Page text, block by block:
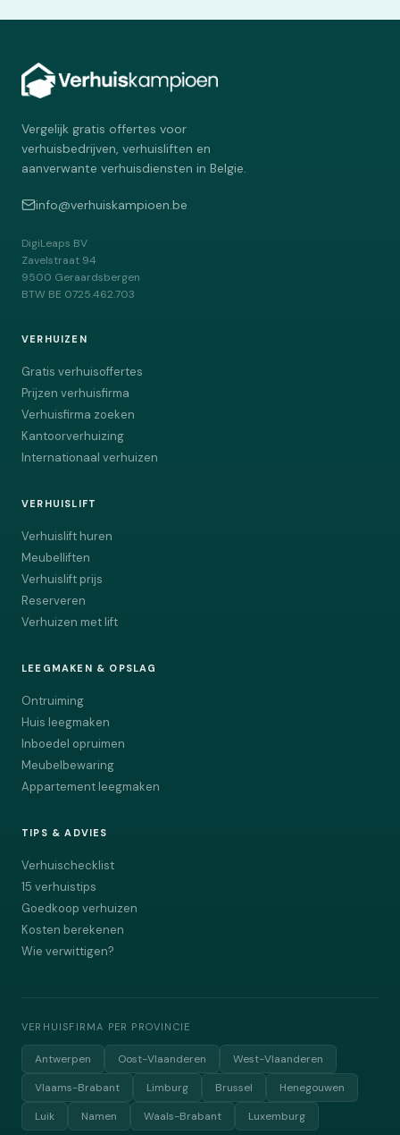
Vergelijk gratis offertes voor
verhuisbedrijven, verhuisliften en
aanverwante verhuisdiensten in Belgie.
info@verhuiskampioen.be
DigiLeaps BV
Zavelstraat 94
9500 Geraardsbergen
BTW BE 0725.462.703
VERHUIZEN
Gratis verhuisoffertes
Prijzen verhuisfirma
Verhuisfirma zoeken
Kantoorverhuizing
Internationaal verhuizen
VERHUISLIFT
Verhuislift huren
Meubelliften
Verhuislift prijs
Reserveren
Verhuizen met lift
LEEGMAKEN & OPSLAG
Ontruiming
Huis leegmaken
Inboedel opruimen
Meubelbewaring
Appartement leegmaken
TIPS & ADVIES
Verhuischecklist
15 verhuistips
Goedkoop verhuizen
Kosten berekenen
Wie verwittigen?
VERHUISFIRMA PER PROVINCIE
Antwerpen Oost-Vlaanderen
West-Vlaanderen
Vlaams-Brabant
Limburg Brussel
Henegouwen
Luik
Namen Waals-Brabant Luxemburg